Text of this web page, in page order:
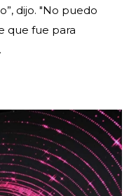
dijo. "No puedo
que fue para